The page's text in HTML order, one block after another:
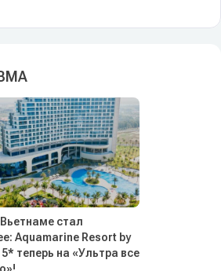
стал
Aquamarine Resort by
теперь на «Ультра все